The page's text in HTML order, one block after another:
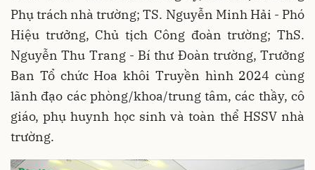
Phụ trách nhà trường; TS. Nguyễn Minh Hải - Phó
Hiệu trưởng, Chủ tịch Công đoàn trường; ThS.
Nguyễn Thu Trang - Bí thư Đoàn trường, Trưởng
Ban Tổ chức Hoa khôi Truyền hình 2024 cùng
lãnh đạo các phòng/khoa/trung tâm, các thầy, cô
giáo, phụ huynh học sinh và toàn thể HSSV nhà
trường.